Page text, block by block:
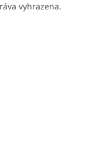
vyhrazena.